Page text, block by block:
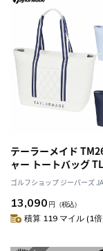
テーラーメイド
ャー トートバッグ
フ 2026年モデル
日本正規品
ゴルフショップ ジーパーズ
13,090 円 （税込）
積算 119 マイル (1